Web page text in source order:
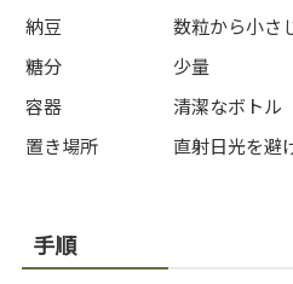
納豆
数粒から小さ
糖分
少量
容器
清潔なボトル
置き場所
直射日光を避
手順